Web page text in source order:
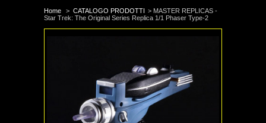
Home > CATALOGO PRODOTTI > MASTER REPLICAS -
Star Trek: The Original Series Replica 1/1 Phaser Type-2